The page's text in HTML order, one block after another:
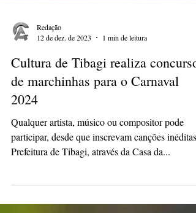
Cultura de Tibagi realiza concurso